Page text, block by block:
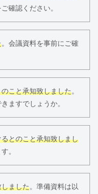
確認ください。
。会議資料を事前にご確
こと承知致しました。
ますでしょうか。
とのこと承知致しまし
。
ました。準備資料は以